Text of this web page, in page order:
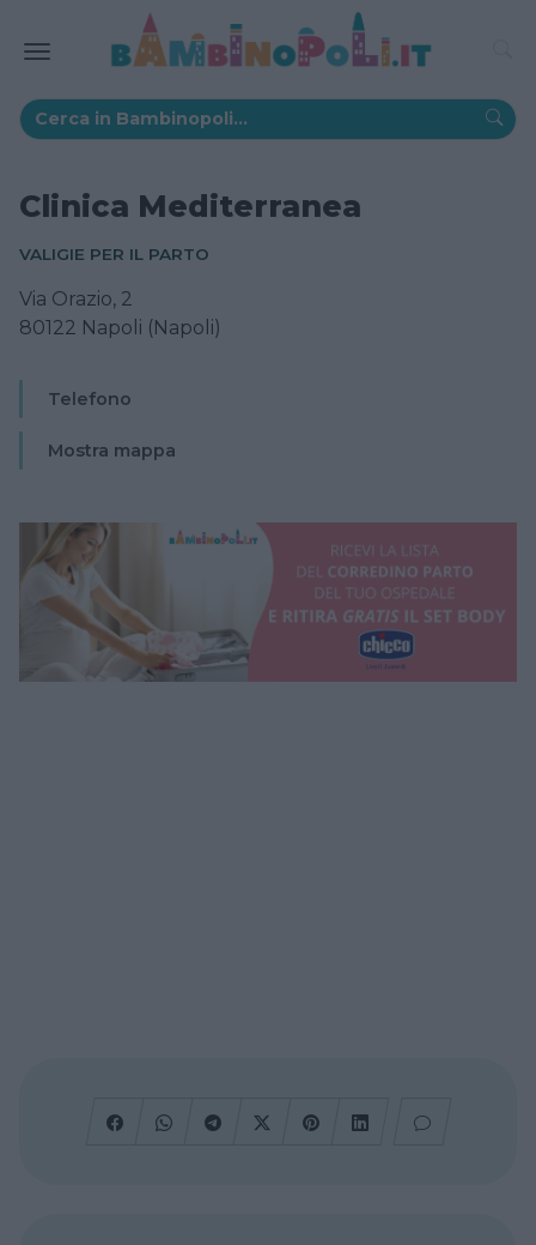
Clinica Mediterranea
VALIGIE PER IL PARTO
Via Orazio, 2
80122 Napoli (Napoli)
Telefono
Mostra mappa